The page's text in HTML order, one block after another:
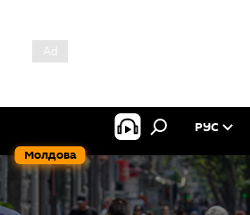
Молдова
РУС